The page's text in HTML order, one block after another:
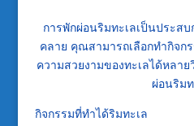
การพักผ่อนริมทะเลเป็นประ
คลาย คุณสามารถเลือกทำกิจก
ความสวยงามของทะเลได้หลา
ผ่อนริม
กิจกรรมที่ทำได้ริมทะเล